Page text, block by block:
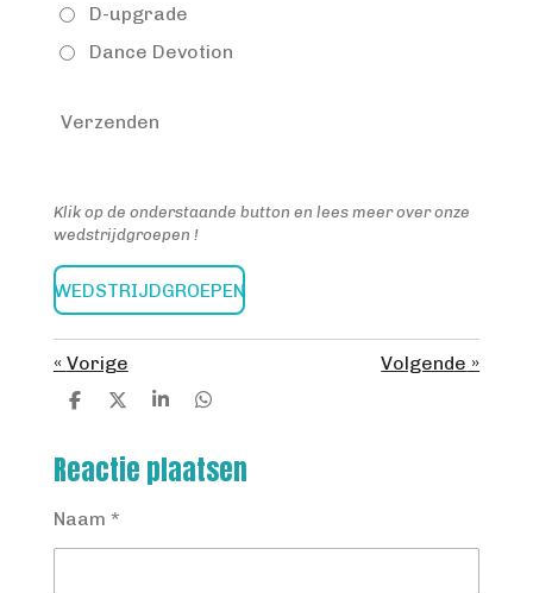
D-upgrade
Dance Devotion
Verzenden
Klik op de onderstaande button en lees meer over onze
wedstrijdgroepen !
WEDSTRIJDGROEPEN
« Vorige Volgende »
D
e
n
D
l
S
r
e
D
e
n
Reactie plaatsen
Naam *